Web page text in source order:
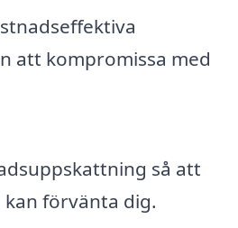
att kompromissa med
så att
förvänta dig.